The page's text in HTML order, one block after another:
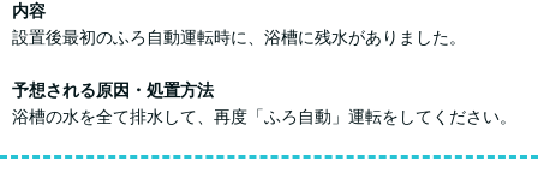
内容
設置後最初のふろ自動運転時に、浴槽に残水がありました。
予想される原因・処置方法
浴槽の水を全て排水して、再度「ふろ自動」運転をしてください。